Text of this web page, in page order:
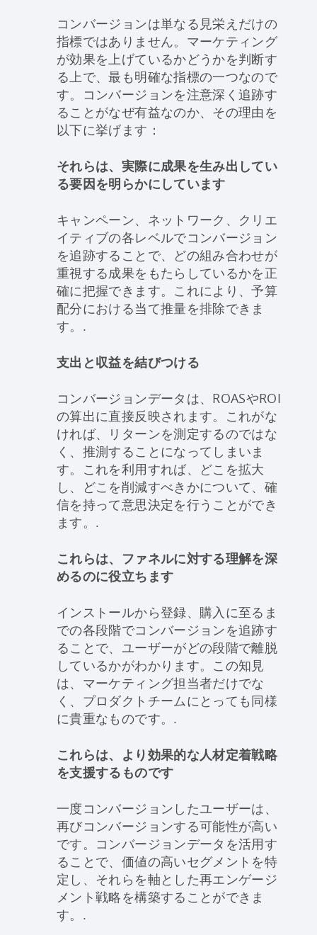
コンバージョンは単なる見栄えだけの
指標ではありません。マーケティング
が効果を上げているかどうかを判断す
る上で、最も明確な指標の一つなので
す。コンバージョンを注意深く追跡す
ることがなぜ有益なのか、その理由を
以下に挙げます：
それらは、実際に成果を生み出してい
る要因を明らかにしています
キャンペーン、ネットワーク、クリエ
イティブの各レベルでコンバージョン
を追跡することで、どの組み合わせが
重視する成果をもたらしているかを正
確に把握できます。これにより、予算
配分における当て推量を排除できま
す。.
支出と収益を結びつける
コンバージョンデータは、ROASやROI
の算出に直接反映されます。これがな
ければ、リターンを測定するのではな
く、推測することになってしまいま
す。これを利用すれば、どこを拡大
し、どこを削減すべきかについて、確
信を持って意思決定を行うことができ
ます。.
これらは、ファネルに対する理解を深
めるのに役立ちます
インストールから登録、購入に至るま
での各段階でコンバージョンを追跡す
ることで、ユーザーがどの段階で離脱
しているかがわかります。この知見
は、マーケティング担当者だけでな
く、プロダクトチームにとっても同様
に貴重なものです。.
これらは、より効果的な人材定着戦略
を支援するものです
一度コンバージョンしたユーザーは、
再びコンバージョンする可能性が高い
です。コンバージョンデータを活用す
ることで、価値の高いセグメントを特
定し、それらを軸とした再エンゲージ
メント戦略を構築することができま
す。.